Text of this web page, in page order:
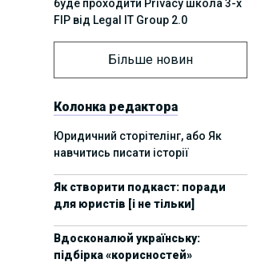
буде проходити Privacy школа 3-х
FIP від Legal IT Group 2.0
12 грудня пройде
приватність у 2026. Очікувані
05/11/2025 11 листопада пройде
вебінар “AI-агенти: прайвесі, IP
та комплаєнс ризики”
31/10/20258 листопада пройде
Форум молодих юристів України
2025
Більше новин
Колонка редактора
Юридичний сторітелінг, або Як
навчитись писати історії
Як створити подкаст: поради
для юристів [і не тільки]
Вдосконалюй українську:
підбірка «корисностей»